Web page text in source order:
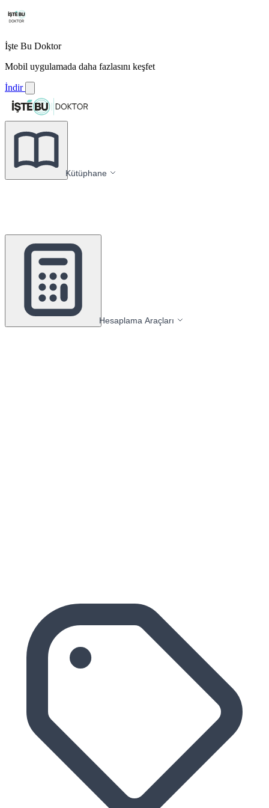
İşte Bu Doktor
Mobil uygulamada daha fazlasını keşfet
İndir
Kütüphane
Hesaplama Araçları